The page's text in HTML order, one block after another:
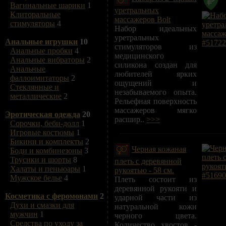
Вагинальные шарики 1
Клиторальные
стимуляторы 4
Анальные игрушки 10
Анальные пробки 4
Анальные вибраторы 2
Анальные
фаллоимитаторы 2
Стеклянные и
металлические 2
Эротическая одежда 20
Сорочки, беби-долл 1
Игровые костюмы 1
Бикини и комплекты 2
Боди и комбинезоны 3
Трусики и шорты 8
Халаты и пеньюары 1
Мужское белье 4
Косметика с феромонами 2
Духи и смазки для
мужчин 1
Средства по уходу за
уретральных
массажеров Bolt
Набор идеальных
уретральных
стимуляторов из
медицинского
силикона создан для
любителей ярких
ощущений и
незабываемого опыта.
Рельефная поверхность
массажеров мягко
расшир.. >>>
Черная кожаная
плеть с деревянной
рукоятью - 58 см.
Плеть состоит из
деревянной рукояти и
ударной части из
натуральной кожи
черного цвета.